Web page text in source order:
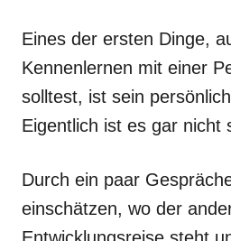
Eines der ersten Dinge,
Kennenlernen mit einer
solltest, ist sein
Eigentlich ist es gar nicht
Durch ein paar
einschätzen, wo der